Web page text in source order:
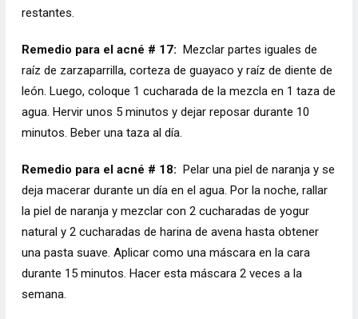
restantes.
Remedio para el acné # 17: Mezclar partes iguales de
raíz de zarzaparrilla, corteza de guayaco y raíz de diente de
león. Luego, coloque 1 cucharada de la mezcla en 1 taza de
agua. Hervir unos 5 minutos y dejar reposar durante 10
minutos. Beber una taza al día.
Remedio para el acné # 18: Pelar una piel de naranja y se
deja macerar durante un día en el agua. Por la noche, rallar
la piel de naranja y mezclar con 2 cucharadas de yogur
natural y 2 cucharadas de harina de avena hasta obtener
una pasta suave. Aplicar como una máscara en la cara
durante 15 minutos. Hacer esta máscara 2 veces a la
semana.